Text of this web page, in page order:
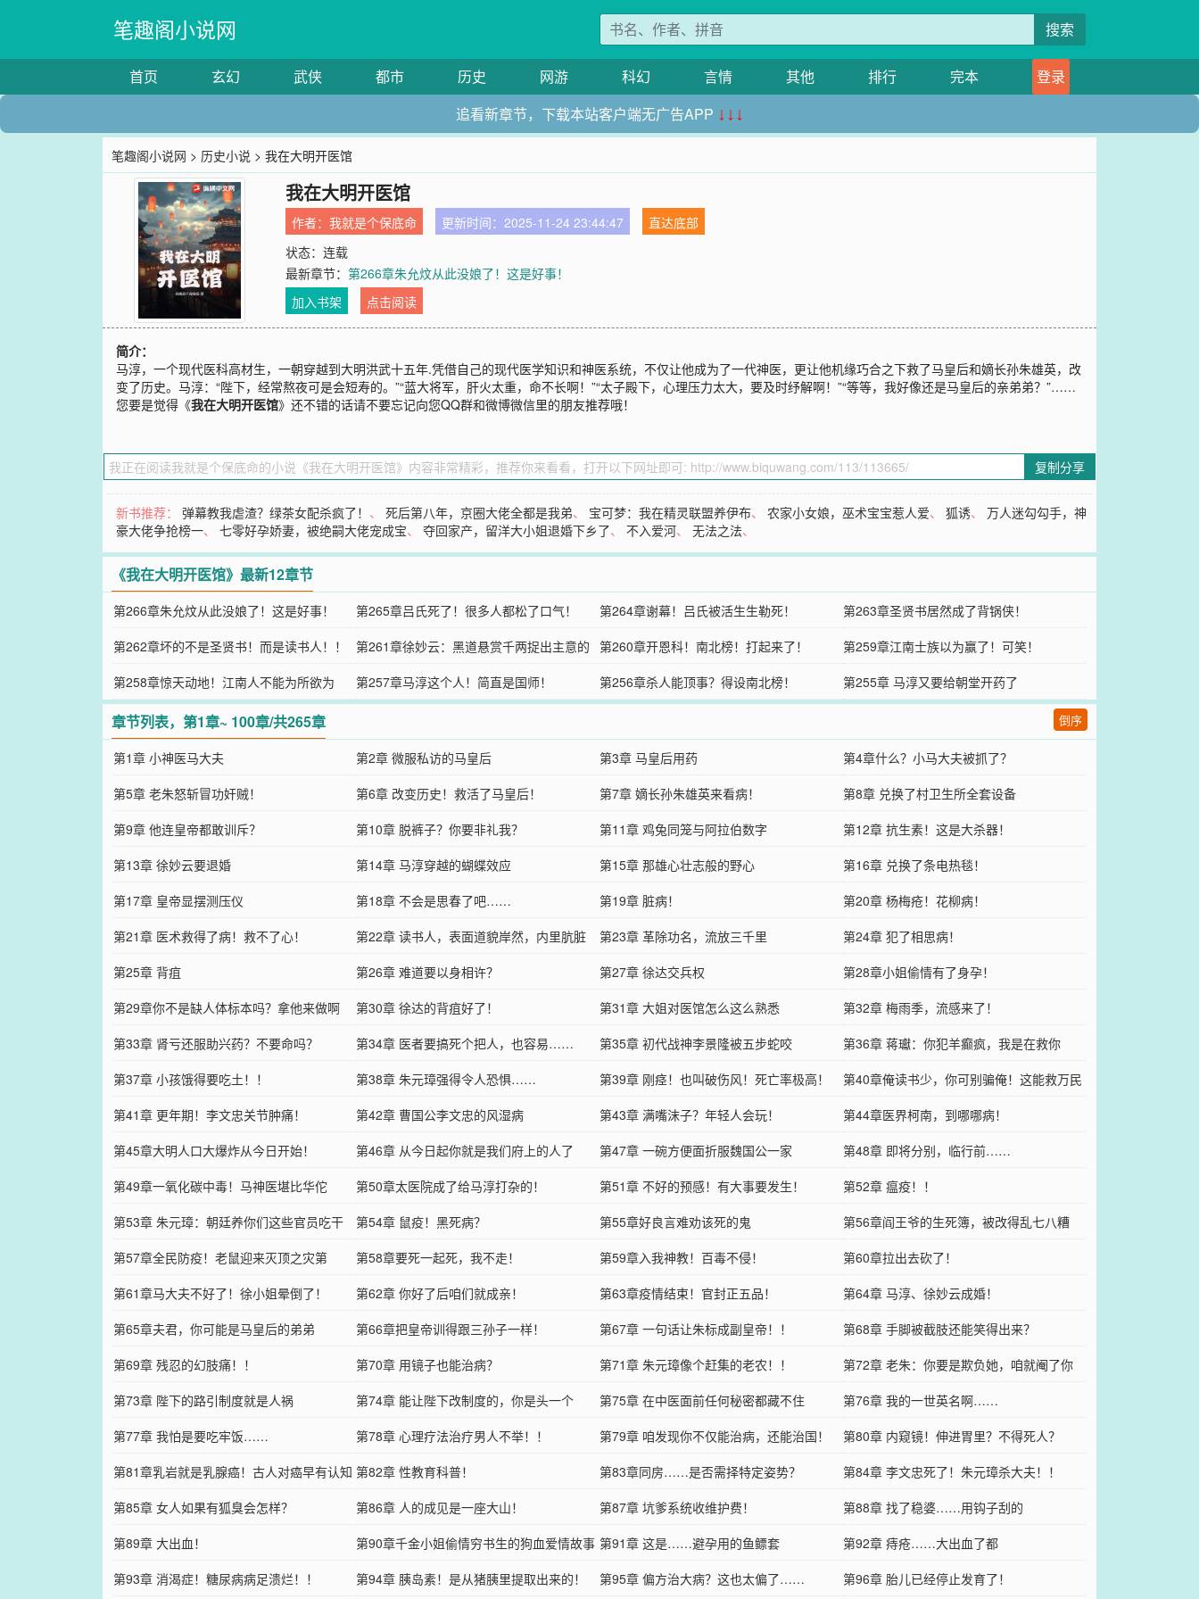
笔趣阁小说网 搜索
首页 玄幻 武侠 都市 历史 网游 科幻 言情 其他 排行 完本
登录
追看新章节，下载本站客户端无广告APP ↓↓↓
笔趣阁小说网 > 历史小说 > 我在大明开医馆
我在大明开医馆
作者：我就是个保底命 更新时间：2025-11-24 23:44:47
直达底部
状态：连载
最新章节：第266章朱允炆从此没娘了！这是好事！
加入书架
点击阅读
简介：
马淳，一个现代医科高材生，一朝穿越到大明洪武十五年.凭借自己的现代医学知识和神医系统，不仅让他成为了一代神医，更让他机缘巧合之下救了马皇后和嫡长孙朱雄英，改
变了历史。马淳：“陛下，经常熬夜可是会短寿的。”“蓝大将军，肝火太重，命不长啊！”“太子殿下，心理压力太大，要及时纾解啊！”“等等，我好像还是马皇后的亲弟弟？”……
您要是觉得《我在大明开医馆》还不错的话请不要忘记向您QQ群和微博微信里的朋友推荐哦！
复制分享
新书推荐：弹幕教我虐渣？绿茶女配杀疯了！ 、死后第八年，京圈大佬全都是我弟、 宝可梦：我在精灵联盟养伊布、农家小女娘，巫术宝宝惹人爱、狐诱、万人迷勾勾手，神
豪大佬争抢榜一、七零好孕娇妻，被绝嗣大佬宠成宝、夺回家产，留洋大小姐退婚下乡了、不入爱河、无法之法、
《我在大明开医馆》最新12章节
第266章朱允炆从此没娘了！这是好事！ 第265章吕氏死了！很多人都松了口气！ 第264章谢幕！吕氏被活生生勒死！
第263章圣贤书居然成了背锅侠！
第262章坏的不是圣贤书！而是读书人！！
第261章徐妙云：黑道悬赏千两捉出主意的 第260章开恩科！南北榜！打起来了！
第259章江南士族以为赢了！可笑！
第258章惊天动地！江南人不能为所欲为
第257章马淳这个人！简直是国师！ 第256章杀人能顶事？得设南北榜！ 第255章 马淳又要给朝堂开药了
章节列表，第1章~ 100章/共265章 倒序
第1章 小神医马大夫 第2章 微服私访的马皇后 第3章 马皇后用药
第4章什么？小马大夫被抓了？
第5章 老朱怒斩冒功奸贼！
第6章 改变历史！救活了马皇后！ 第7章 嫡长孙朱雄英来看病！
第8章 兑换了村卫生所全套设备
第9章 他连皇帝都敢训斥？
第10章 脱裤子？你要非礼我？ 第11章 鸡兔同笼与阿拉伯数字
第12章 抗生素！这是大杀器！
第13章 徐妙云要退婚
第14章 马淳穿越的蝴蝶效应 第15章 那雄心壮志般的野心
第16章 兑换了条电热毯！
第17章 皇帝显摆测压仪
第18章 不会是思春了吧…… 第19章 脏病！
第20章 杨梅疮！花柳病！
第21章 医术救得了病！救不了心！
第22章 读书人，表面道貌岸然，内里肮脏 第23章 革除功名，流放三千里
第24章 犯了相思病！
第25章 背疽
第26章 难道要以身相许？ 第27章 徐达交兵权
第28章小姐偷情有了身孕！
第29章你不是缺人体标本吗？拿他来做啊
第30章 徐达的背疽好了！ 第31章 大姐对医馆怎么这么熟悉
第32章 梅雨季，流感来了！
第33章 肾亏还服助兴药？不要命吗？
第34章 医者要搞死个把人，也容易…… 第35章 初代战神李景隆被五步蛇咬
第36章 蒋瓛：你犯羊癫疯，我是在救你
第37章 小孩饿得要吃土！！
第38章 朱元璋强得令人恐惧…… 第39章 刚痉！也叫破伤风！死亡率极高！
第40章俺读书少，你可别骗俺！这能救万民
第41章 更年期！李文忠关节肿痛！
第42章 曹国公李文忠的风湿病 第43章 满嘴沫子？年轻人会玩！
第44章医界柯南，到哪哪病！
第45章大明人口大爆炸从今日开始！
第46章 从今日起你就是我们府上的人了 第47章 一碗方便面折服魏国公一家
第48章 即将分别，临行前……
第49章一氧化碳中毒！马神医堪比华佗
第50章太医院成了给马淳打杂的！ 第51章 不好的预感！有大事要发生！
第52章 瘟疫！！
第53章 朱元璋：朝廷养你们这些官员吃干
第54章 鼠疫！黑死病？ 第55章好良言难劝该死的鬼
第56章阎王爷的生死簿，被改得乱七八糟
第57章全民防疫！老鼠迎来灭顶之灾第
第58章要死一起死，我不走！ 第59章入我神教！百毒不侵！
第60章拉出去砍了！
第61章马大夫不好了！徐小姐晕倒了！
第62章 你好了后咱们就成亲！ 第63章疫情结束！官封正五品！
第64章 马淳、徐妙云成婚！
第65章夫君，你可能是马皇后的弟弟
第66章把皇帝训得跟三孙子一样！ 第67章 一句话让朱标成副皇帝！！
第68章 手脚被截肢还能笑得出来？
第69章 残忍的幻肢痛！！
第70章 用镜子也能治病？ 第71章 朱元璋像个赶集的老农！！
第72章 老朱：你要是欺负她，咱就阉了你
第73章 陛下的路引制度就是人祸
第74章 能让陛下改制度的，你是头一个 第75章 在中医面前任何秘密都藏不住
第76章 我的一世英名啊……
第77章 我怕是要吃牢饭……
第78章 心理疗法治疗男人不举！！ 第79章 咱发现你不仅能治病，还能治国！
第80章 内窥镜！伸进胃里？不得死人？
第81章乳岩就是乳腺癌！古人对癌早有认知 第82章 性教育科普！ 第83章同房……是否需择特定姿势？
第84章 李文忠死了！朱元璋杀大夫！！
第85章 女人如果有狐臭会怎样？
第86章 人的成见是一座大山！ 第87章 坑爹系统收维护费！
第88章 找了稳婆……用钩子刮的
第89章 大出血！
第90章千金小姐偷情穷书生的狗血爱情故事 第91章 这是……避孕用的鱼鳔套
第92章 痔疮……大出血了都
第93章 消渴症！糖尿病病足溃烂！！
第94章 胰岛素！是从猪胰里提取出来的！ 第95章 偏方治大病？这也太偏了…… 第96章 胎儿已经停止发育了！